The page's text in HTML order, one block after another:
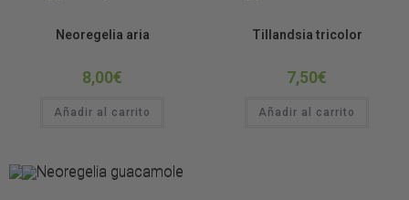
Neoregelia aria
8,00€
Añadir al carrito
Tillandsia tricolor
7,50€
Añadir al carrito